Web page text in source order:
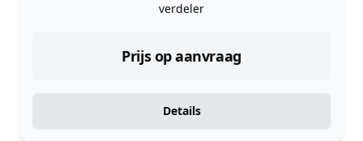
verdeler
Prijs op aanvraag
Details